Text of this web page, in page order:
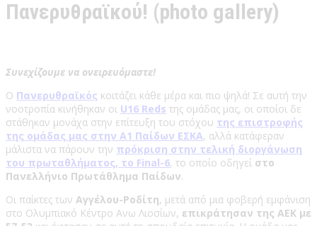
Πανερυθραϊκού! (photo gallery)
Συνεχίζουμε να ονειρευόμαστε!
Ο Πανερυθραϊκός κοιτάζει κάθε μέρα και πιο ψηλά! Σε αυτή την
νοοτροπία κινήθηκαν οι U16 Reds της ομάδας μας, οι οποίοι δε
στάθηκαν μονάχα στην επίτευξη του στόχου της επιστροφής
της ομάδας μας στην Α1 Παίδων ΕΣΚΑ, αλλά κατάφεραν
μάλιστα να πάρουν την πρόκριση στην τελική διοργάνωση
του πρωταθλήματος, το Final-6, το οποίο οδηγεί στο
Πανελλήνιο Πρωτάθλημα Παίδων.
Οι παίκτες των Αγγέλου-Ροδίτη, μετά από μια φοβερή εμφάνιση
στο Ολυμπιακό Κέντρο Ανω Λιοσίων, επικράτησαν της ΑΕΚ με